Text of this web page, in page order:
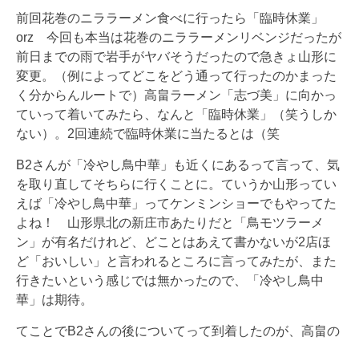
前回花巻のニララーメン食べに行ったら「臨時休業」
orz 今回も本当は花巻のニララーメンリベンジだったが
前日までの雨で岩手がヤバそうだったので急きょ山形に
変更。（例によってどこをどう通って行ったのかまった
く分からんルートで）高畠ラーメン「志づ美」に向かっ
ていって着いてみたら、なんと「臨時休業」（笑うしか
ない）。2回連続で臨時休業に当たるとは（笑
B2さんが「冷やし鳥中華」も近くにあるって言って、気
を取り直してそちらに行くことに。ていうか山形ってい
えば「冷やし鳥中華」ってケンミンショーでもやってた
よね！ 山形県北の新庄市あたりだと「鳥モツラーメ
ン」が有名だけれど、どことはあえて書かないが2店ほ
ど「おいしい」と言われるところに言ってみたが、また
行きたいという感じでは無かったので、「冷やし鳥中
華」は期待。
てことでB2さんの後についてって到着したのが、高畠の